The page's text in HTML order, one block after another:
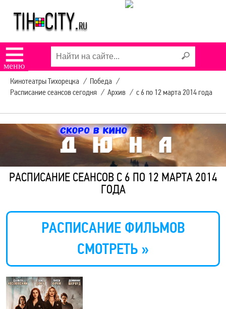
☰
меню
Кинотеатры Тихорецка / Победа /
Расписание сеансов сегодня / Архив / с 6 по 12 марта 2014 года
РАСПИСАНИЕ СЕАНСОВ С 6 ПО 12 МАРТА 2014
ГОДА
РАСПИСАНИЕ ФИЛЬМОВ
СМОТРЕТЬ »